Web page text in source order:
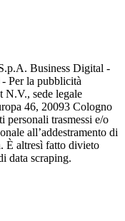
Business Digital -
Per la pubblicità
sede legale
46, 20093 Cologno
personali trasmessi e/o
all’addestramento di
È altresì fatto divieto
data scraping.